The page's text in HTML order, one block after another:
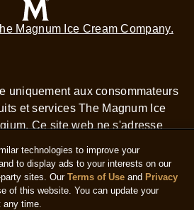
Magnum Ice Cream Company.
uniquement aux consommateurs
et services The Magnum Ice
Ce site web ne s'adresse
site en néerlandais
technologies to improve your
to display ads to your interests on our
party sites. OurTerms of Use and Privacy
of this website. You can update your
any time.